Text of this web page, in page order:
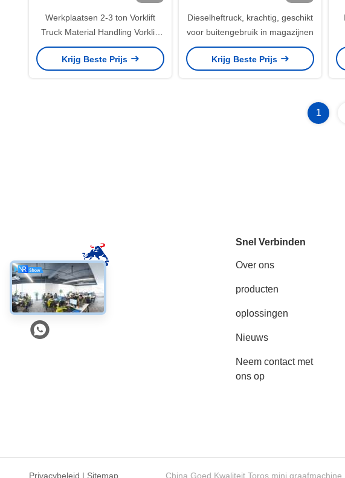
Werkplaatsen 2-3 ton Vorklift
Truck Material Handling Vorklift
EURO 5 Gecertificeerd
Krijg Beste Prijs
Dieselheftruck, krachtig, geschikt
voor buitengebruik in magazijnen
Krijg Beste Prijs
1
Sociale media
Snel Verbinden
Over ons
producten
oplossingen
Nieuws
Neem contact met
ons op
Privacybeleid | Sitemap China Goed Kwaliteit Toros mini